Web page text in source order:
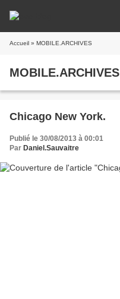
Accueil » MOBILE.ARCHIVES
MOBILE.ARCHIVES
Chicago New York.
Publié le 30/08/2013 à 00:01
Par Daniel.Sauvaitre